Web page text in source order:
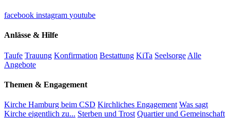
facebook instagram youtube
Anlässe & Hilfe
Taufe Trauung Konfirmation Bestattung KiTa Seelsorge Alle
Angebote
Themen & Engagement
Kirche Hamburg beim CSD Kirchliches Engagement Was sagt
Kirche eigentlich zu... Sterben und Trost Quartier und Gemeinschaft